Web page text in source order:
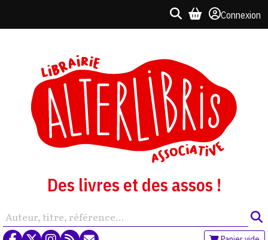
Connexion
Des livres et des assos !